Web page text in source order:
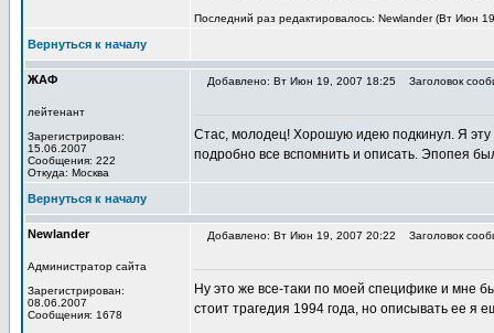
Последний раз редактировалось: Newlander (Вт Июн
Вернуться к началу
ЖАФ
лейтенант
Зарегистрирован:
15.06.2007
Сообщения: 222
Откуда: Москва
Добавлено: Вт Июн 19, 2007 18:25 Заголовок
Стас, молодец! Хорошую идею подкинул. Я эту
подробно все вспомнить и описать. Эпопея
Вернуться к началу
Newlander
Администратор сайта
Зарегистрирован:
08.06.2007
Сообщения: 1678
Добавлено: Вт Июн 19, 2007 20:22 Заголовок
Ну это же все-таки по моей специфике и мне
стоит трагедия 1994 года, но описывать ее я